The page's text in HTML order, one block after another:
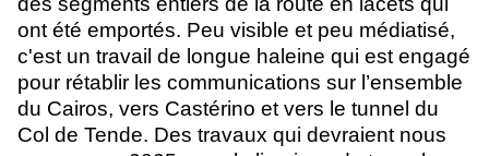
ont été emportés. Peu visible et peu médiatisé,
c'est un travail de longue haleine qui est engagé
pour rétablir les communications sur l’ensemble
du Cairos, vers Castérino et vers le tunnel du
Col de Tende. Des travaux qui devraient nous